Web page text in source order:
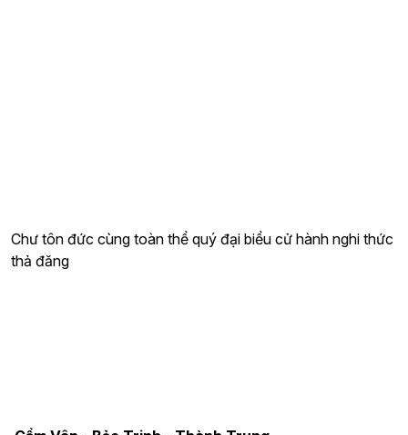
Chư tôn đức cùng toàn thể quý đại biểu cử hành nghi thức
thả đăng